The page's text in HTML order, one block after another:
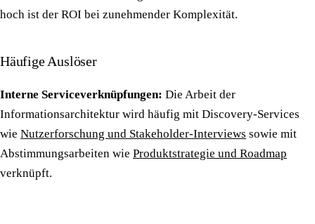
hoch ist der ROI bei zunehmender Komplexität.
Häufige Auslöser
Interne Serviceverknüpfungen: Die Arbeit der
Informationsarchitektur wird häufig mit Discovery-Services
wie Nutzerforschung und Stakeholder-Interviews sowie mit
Abstimmungsarbeiten wie Produktstrategie und Roadmap
verknüpft.